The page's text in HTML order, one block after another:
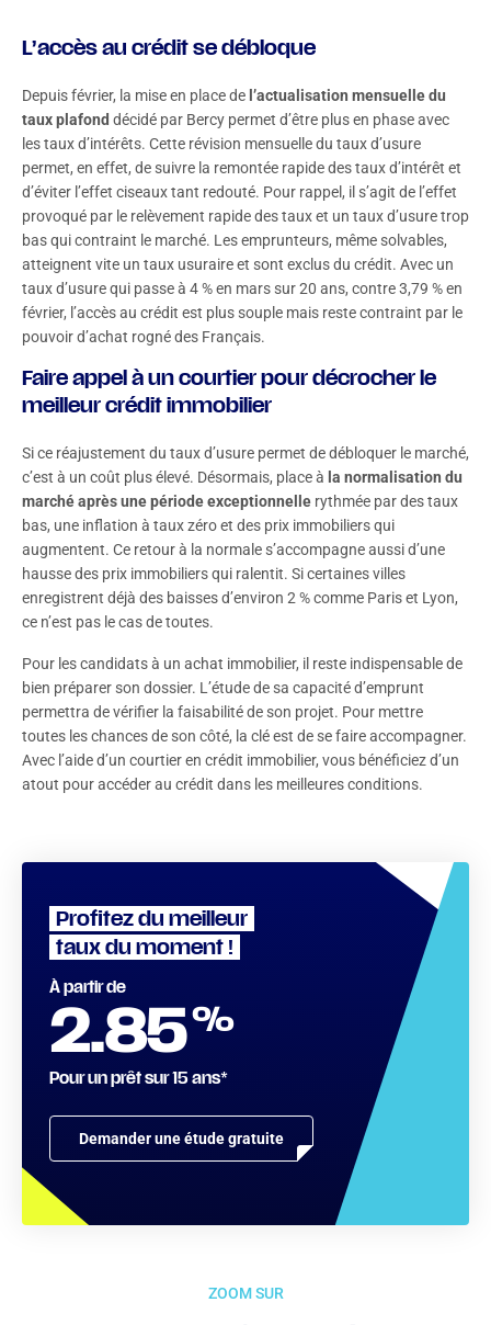
L’accès au crédit se débloque
Depuis février, la mise en place de l’actualisation mensuelle du
taux plafond décidé par Bercy permet d’être plus en phase avec
les taux d’intérêts. Cette révision mensuelle du taux d’usure
permet, en effet, de suivre la remontée rapide des taux d’intérêt et
d’éviter l’effet ciseaux tant redouté. Pour rappel, il s’agit de l’effet
provoqué par le relèvement rapide des taux et un taux d’usure trop
bas qui contraint le marché. Les emprunteurs, même solvables,
atteignent vite un taux usuraire et sont exclus du crédit. Avec un
taux d’usure qui passe à 4 % en mars sur 20 ans, contre 3,79 % en
février, l’accès au crédit est plus souple mais reste contraint par le
pouvoir d’achat rogné des Français.
Faire appel à un courtier pour décrocher le
meilleur crédit immobilier
Si ce réajustement du taux d’usure permet de débloquer le marché,
c’est à un coût plus élevé. Désormais, place à la normalisation du
marché après une période exceptionnelle rythmée par des taux
bas, une inflation à taux zéro et des prix immobiliers qui
augmentent. Ce retour à la normale s’accompagne aussi d’une
hausse des prix immobiliers qui ralentit. Si certaines villes
enregistrent déjà des baisses d’environ 2 % comme Paris et Lyon,
ce n’est pas le cas de toutes.
Pour les candidats à un achat immobilier, il reste indispensable de
bien préparer son dossier. L’étude de sa capacité d’emprunt
permettra de vérifier la faisabilité de son projet. Pour mettre
toutes les chances de son côté, la clé est de se faire accompagner.
Avec l’aide d’un courtier en crédit immobilier, vous bénéficiez d’un
atout pour accéder au crédit dans les meilleures conditions.
Profitez du meilleur
taux du moment !
Demander une étude gratuite
À partir de
2.85%
Pour un prêt sur 15 ans*
ZOOM SUR